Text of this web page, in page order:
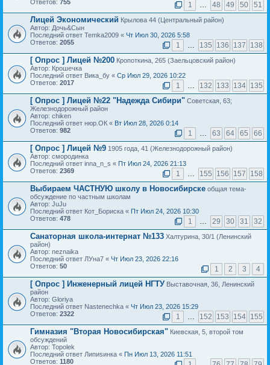
Ответов: 755 1 … 48 49 50 51
Лицей Экономический Крылова 44 (Центральный район)
Автор: Дочь&Сын
Последний ответ Temka2009 « Чт Июл 30, 2026 5:58
Ответов: 2055 1 … 135 136 137 138
[ Опрос ] Лицей №200 Кропоткина, 265 (Заельцовский район)
Автор: Крошечка
Последний ответ Вика_бу « Ср Июл 29, 2026 10:22
Ответов: 2017 1 … 132 133 134 135
[ Опрос ] Лицей №22 "Надежда Сибири" Советская, 63;
Железнодорожный район
Автор: chiken
Последний ответ нюр.ОК « Вт Июл 28, 2026 0:14
Ответов: 982 1 … 63 64 65 66
[ Опрос ] Лицей №9 1905 года, 41 (Железнодорожный район)
Автор: смородинка
Последний ответ inna_n_s « Пт Июл 24, 2026 21:13
Ответов: 2369 1 … 155 156 157 158
Выбираем ЧАСТНУЮ школу в Новосибирске общая тема-
обсуждение по частным школам
Автор: JuJu
Последний ответ Кот_Бориска « Пт Июл 24, 2026 10:30
Ответов: 478 1 … 29 30 31 32
Санаторная школа-интернат №133 Халтурина, 30/1 (Ленинский
район)
Автор: neznaika
Последний ответ ЛУна7 « Чт Июл 23, 2026 22:16
Ответов: 50 1 2 3 4
[ Опрос ] Инженерный лицей НГТУ Выставочная, 36, Ленинский
район
Автор: Gloriya
Последний ответ Nastenechka « Чт Июл 23, 2026 15:29
Ответов: 2322 1 … 152 153 154 155
Гимназия "Вторая Новосибирская" Киевская, 5, второй том
обсуждений
Автор: Topolek
Последний ответ Липиsинка « Пн Июл 13, 2026 11:51
Ответов: 1180